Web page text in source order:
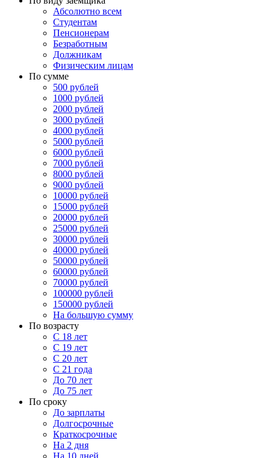
Абсолютно всем
Студентам
Пенсионерам
Безработным
Должникам
Физическим лицам
По сумме
500 рублей
1000 рублей
2000 рублей
3000 рублей
4000 рублей
5000 рублей
6000 рублей
7000 рублей
8000 рублей
9000 рублей
10000 рублей
15000 рублей
20000 рублей
25000 рублей
30000 рублей
40000 рублей
50000 рублей
60000 рублей
70000 рублей
100000 рублей
150000 рублей
На большую сумму
По возрасту
С 18 лет
С 19 лет
С 20 лет
С 21 года
До 70 лет
До 75 лет
По сроку
До зарплаты
Долгосрочные
Краткосрочные
На 2 дня
На 10 дней